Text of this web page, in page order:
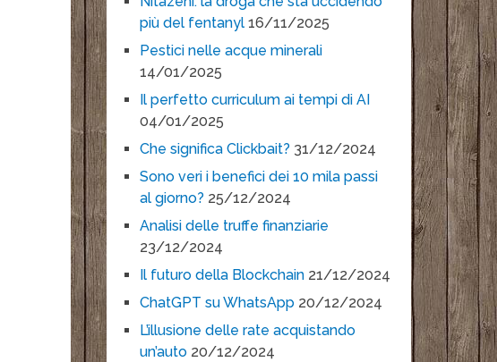
più del fentanyl 16/11/2025
Pestici nelle acque minerali
14/01/2025
Il perfetto curriculum ai tempi di AI
04/01/2025
Che significa Clickbait? 31/12/2024
Sono veri i benefici dei 10 mila passi
al giorno? 25/12/2024
Analisi delle truffe finanziarie
23/12/2024
Il futuro della Blockchain 21/12/2024
ChatGPT su WhatsApp 20/12/2024
L’illusione delle rate acquistando
un’auto 20/12/2024